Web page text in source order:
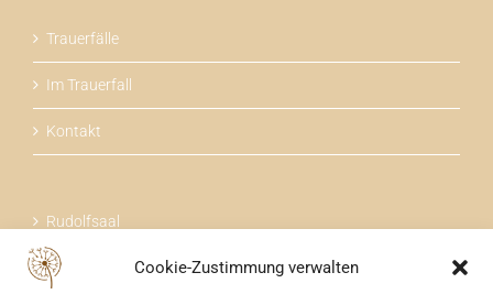
Cookie-Zustimmung verwalten
Trauerfälle
Im Trauerfall
Kontakt
Rudolfsaal
Über uns